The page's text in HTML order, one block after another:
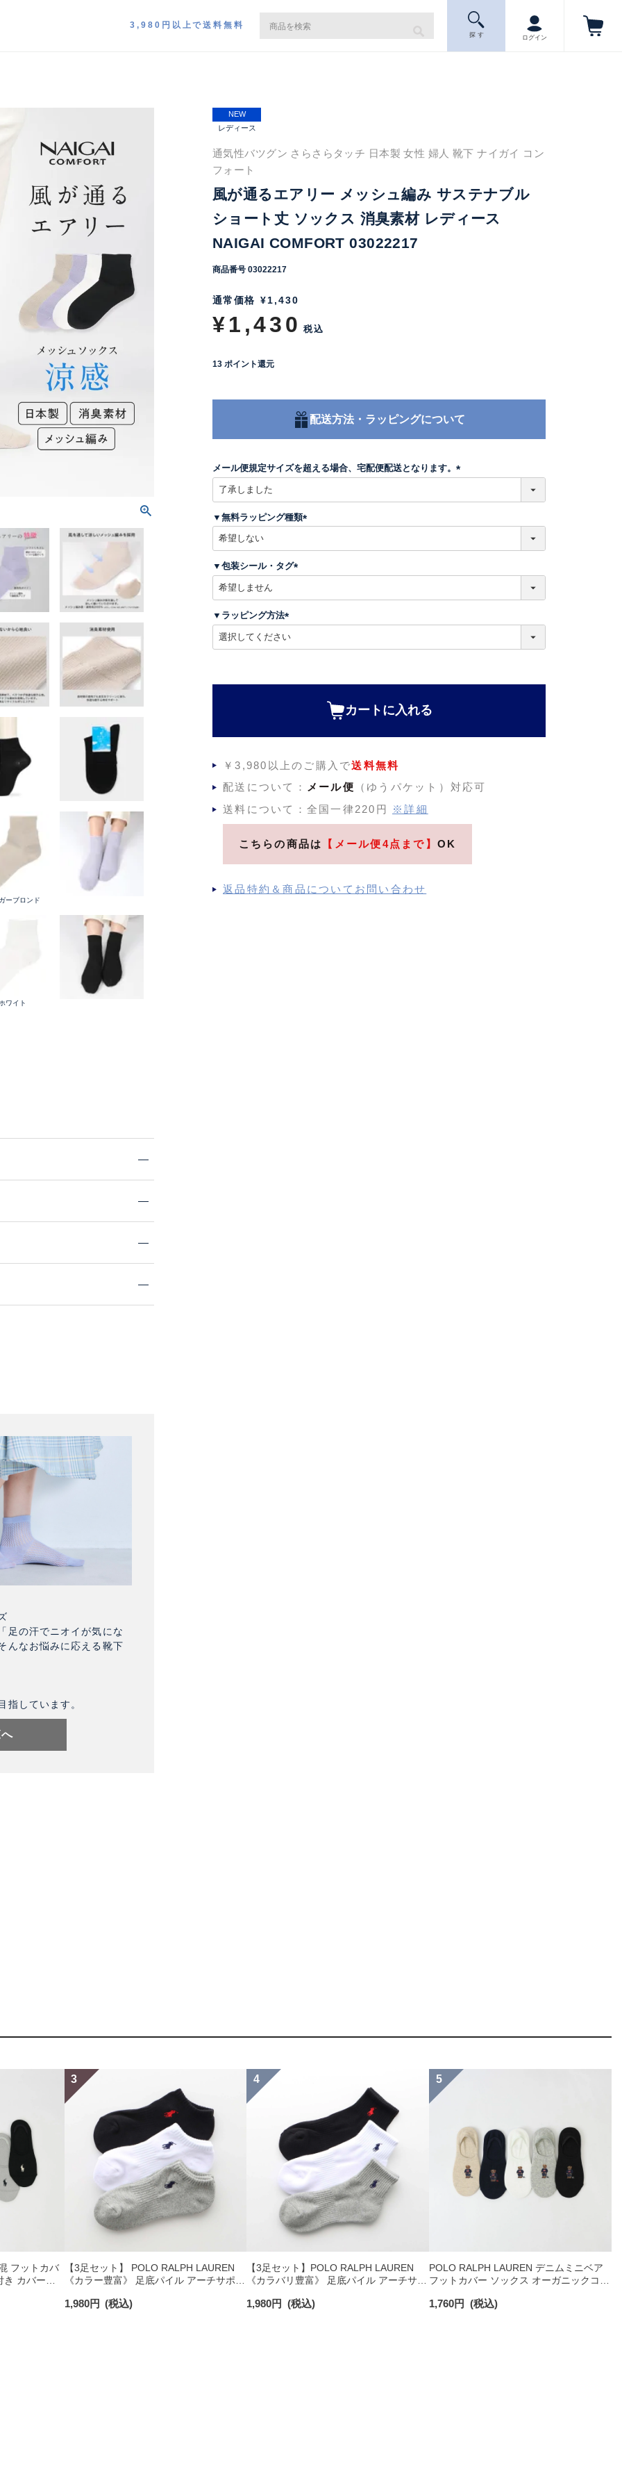
3,980円以上で送料無料
探 す ログイン
ーブロンド
ワイト
足の汗でニオイが気にな
んなお悩みに応える靴下
指しています。
NEW
レディース
通気性バツグン さらさらタッチ 日本製 女性 婦人 靴下 ナイガイ コン
フォート
風が通るエアリー メッシュ編み サステナブル
ショート丈 ソックス 消臭素材 レディース
NAIGAI COMFORT 03022217
商品番号 03022217
通常価格 ¥1,430
¥1,430 税込
13 ポイント還元
配送方法・ラッピングについて
メール便規定サイズを超える場合、宅配便配送となります。
)
▼無料ラッピング種類
)
▼包装シール・タグ
)
▼ラッピング方法
カートに入れる
￥3,980以上のご購入で送料無料
配送について： メール便
（ゆうパケット）対応可
送料について：全国一律220円
※詳細
こちらの商品は 【メール便4点まで】 OK
返品特約＆商品についてお問い合わせ
フットカバ
き カバーソ
【3足セット】 POLO RALPH LAUREN
《カラー豊富》 足底パイル アーチサポー
クス レディース 93246602
1,980円 (税込)
【3足セット】POLO RALPH LAUREN
《カラバリ豊富》 足底パイル アーチサポ
クス レディース 93246604
1,980円 (税込)
POLO RALPH LAUREN デニムミニベア
フットカバー ソックス オーガニックコッ
1,760円 (税込)